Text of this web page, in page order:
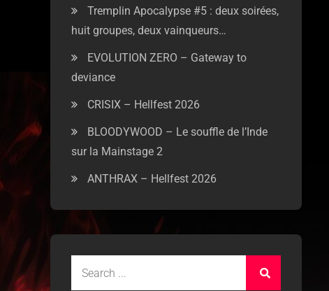
Tremplin Apocalypse #5 : deux soirées,
huit groupes, deux vainqueurs…
EVOLUTION ZERO – Gateway to
deviance
CRISIX – Hellfest 2026
BLOODYWOOD – Le souffle de l’Inde
sur la Mainstage 2
ANTHRAX – Hellfest 2026